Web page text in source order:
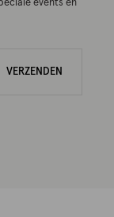
events en
VERZENDEN